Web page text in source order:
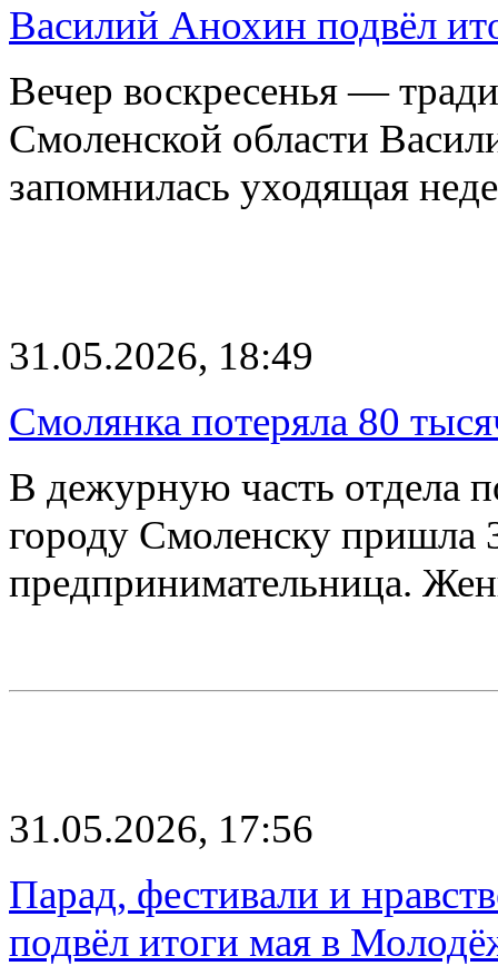
Василий Анохин подвёл
Вечер воскресенья —
Смоленской области
запомнилась уходящая
31.05.2026, 18:49
Смолянка потеряла 80
В дежурную часть
городу Смоленску пришла
предпринимательница.
31.05.2026, 17:56
Парад, фестивали и
подвёл итоги мая в